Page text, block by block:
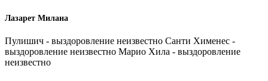
Лазарет Милана
Пулишич - выздоровление неизвестно Санти Хименес -
выздоровление неизвестно Марио Хила - выздоровление
неизвестно